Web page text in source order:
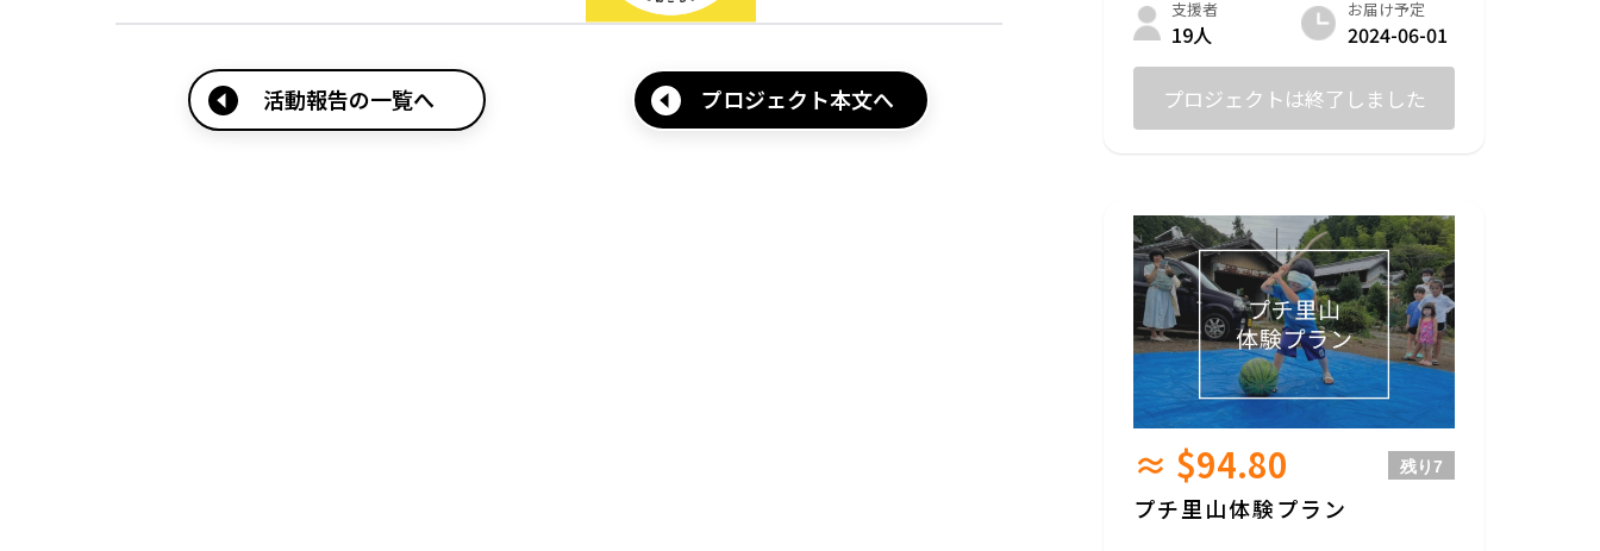
活動報告の一覧へ プロジェクト本文へ
支援者
19人
お届け予定
2024-06-01
プロジェクトは終了しました
≈ $94.80 残り7
プチ里山体験プラン